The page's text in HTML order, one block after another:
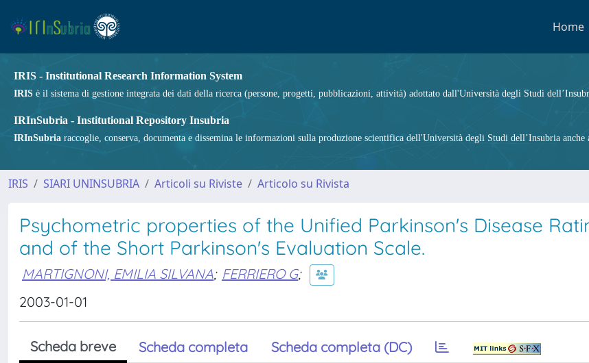
Home
IRIS - Institutional Research Information System
IRIS è il sistema di gestione integrata dei dati della ricerca (persone, progetti, pubblicazioni, attività) adottato dall'Università degli Studi
IRInSubria - Institutional Repository Insubria
IRInSubria raccoglie, conserva, documenta e dissemina le informazioni sulla produzione scientifica dell'Università degli Studi dell’Insubria
IRIS SIARI UNINSUBRIA Articoli su Riviste Articolo su Rivista
Psychometric properties of the Unified Parkinson's Disease
and of the Short Parkinson's Evaluation Scale.
MARTIGNONI, EMILIA SILVANA; FERRIERO G;
2003-01-01
Scheda breve Scheda completa Scheda completa (DC)